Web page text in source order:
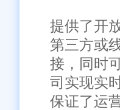
提供了开
第三方或
接，同时
司实现实
保证了运